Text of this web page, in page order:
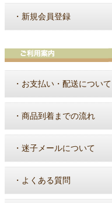
・ 新規会員登録
・ お支払い・配送について
・ 商品到着までの流れ
・ 迷子メールについて
・ よくある質問